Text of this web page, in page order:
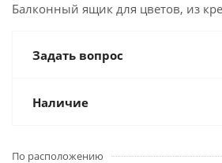
Балконный ящик для цветов, из
Задать вопрос
Наличие
По расположению